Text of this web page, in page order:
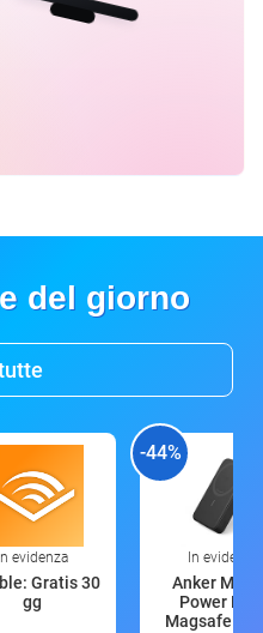
del giorno
In evidenza
Gratis 30
gg
-44%
In evidenza
Anker
Power
Magsafe